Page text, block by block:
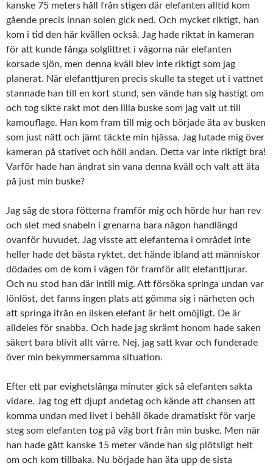
kanske 75 meters håll från stigen där elefanten alltid kom
gående precis innan solen gick ned. Och mycket riktigt, han
kom i tid den här kvällen också. Jag hade riktat in kameran
för att kunde fånga solglittret i vågorna när elefanten
korsade sjön, men denna kväll blev inte riktigt som jag
planerat. När elefanttjuren precis skulle ta steget ut i vattnet
stannade han till en kort stund, sen vände han sig hastigt om
och tog sikte rakt mot den lilla buske som jag valt ut till
kamouflage. Han kom fram till mig och började äta av busken
som just nätt och jämt täckte min hjässa. Jag lutade mig över
kameran på stativet och höll andan. Detta var inte riktigt bra!
Varför hade han ändrat sin vana denna kväll och valt att äta
på just min buske?
Jag såg de stora fötterna framför mig och hörde hur han rev
och slet med snabeln i grenarna bara någon handlängd
ovanför huvudet. Jag visste att elefanterna i området inte
heller hade det bästa ryktet, det hände ibland att människor
dödades om de kom i vägen för framför allt elefanttjurar.
Och nu stod han där intill mig. Att försöka springa undan var
lönlöst, det fanns ingen plats att gömma sig i närheten och
att springa ifrån en ilsken elefant är helt omöjligt. De är
alldeles för snabba. Och hade jag skrämt honom hade saken
säkert bara blivit allt värre. Nej, jag satt kvar och funderade
över min bekymmersamma situation.
Efter ett par evighetslånga minuter gick så elefanten sakta
vidare. Jag tog ett djupt andetag och kände att chansen att
komma undan med livet i behåll ökade dramatiskt för varje
steg som elefanten tog på väg bort från min buske. Men när
han hade gått kanske 15 meter vände han sig plötsligt helt
om och kom tillbaka. Nu började han äta upp de sista